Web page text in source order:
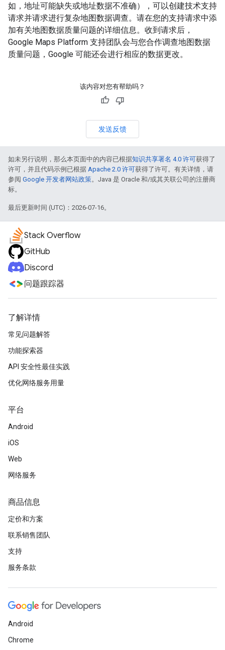
如，地址可能缺失或地址数据不准确），可以创建技术支持
请求并请求进行复杂地图数据调查。请在您的支持请求中添
加有关地图数据质量问题的详细信息。收到请求后，
Google Maps Platform 支持团队会与您合作调查地图数据
质量问题，Google 可能还会进行相应的数据更改。
该内容对您有帮助吗？
发送反馈
如未另行说明，那么本页面中的内容已根据知识共享署名 4.0 许可获得了
许可，并且代码示例已根据 Apache 2.0 许可获得了许可。有关详情，请
参阅 Google 开发者网站政策。Java 是 Oracle 和/或其关联公司的注册商
标。
最后更新时间 (UTC)：2026-07-16。
Stack Overflow
GitHub
Discord
问题跟踪器
了解详情
常见问题解答
功能探索器
API 安全性最佳实践
优化网络服务用量
平台
Android
iOS
Web
网络服务
商品信息
定价和方案
联系销售团队
支持
服务条款
Android
Chrome